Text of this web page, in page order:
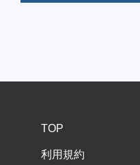
TOP
利用規約